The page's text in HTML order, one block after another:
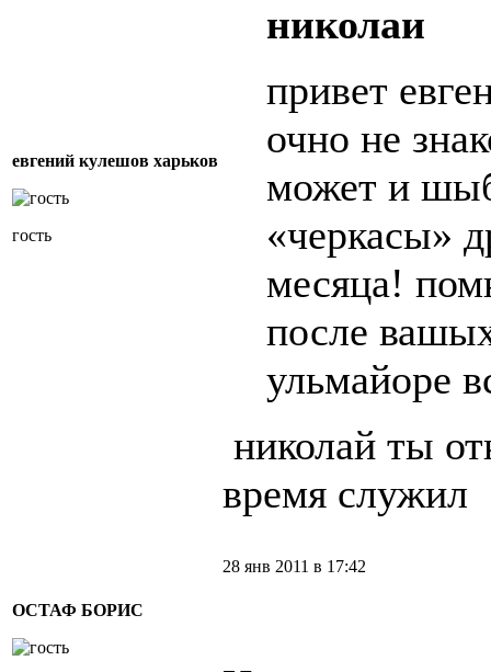
евгений кулешов харьков
гость
николаи
привет
очно не
может и
«черкасы»
месяца!
после
ульмайоре
николай ты
время служил
ОСТАФ БОРИС
28 янв 2011 в 17:42